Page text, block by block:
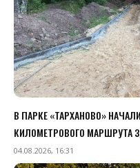
В ПАРКЕ «ТАРХАНОВО»
КИЛОМЕТРОВОГО МАРШРУТА
04.08.2026, 16:31